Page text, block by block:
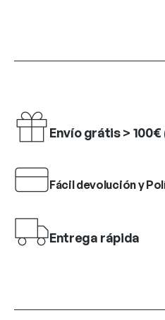
Envío grátis > 100€
Fácil devolución y
Entrega rápida